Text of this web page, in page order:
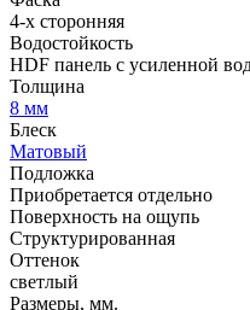
4-х сторонняя
Водостойкость
HDF панель с усиленной
Толщина
8 мм
Блеск
Матовый
Подложка
Приобретается отдельно
Поверхность на ощупь
Структурированная
Оттенок
светлый
Размеры, мм.